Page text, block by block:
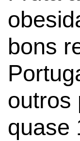
bons
outros
quase